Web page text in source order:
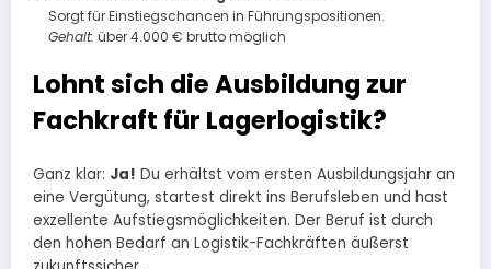
Sorgt für Einstiegschancen in Führungspositionen.
Gehalt: über 4.000 € brutto möglich
Lohnt sich die Ausbildung zur
Fachkraft für Lagerlogistik?
Ganz klar: Ja! Du erhältst vom ersten Ausbildungsjahr an
eine Vergütung, startest direkt ins Berufsleben und hast
exzellente Aufstiegsmöglichkeiten. Der Beruf ist durch
den hohen Bedarf an Logistik-Fachkräften äußerst